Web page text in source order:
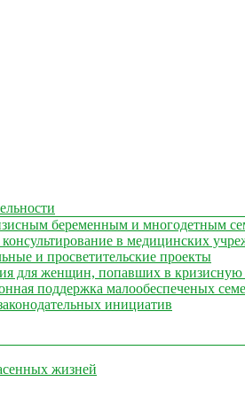
организация
беременным и многодетным
в медицинских
и просветительские проекты
для женщин, попавших в
поддержка малообеспеченых
инициатив
жизней